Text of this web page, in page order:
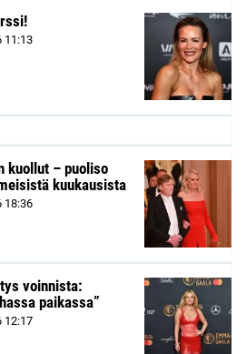
11:13
kuollut – puoliso
kuukausista
18:36
voinnista:
paikassa”
12:17